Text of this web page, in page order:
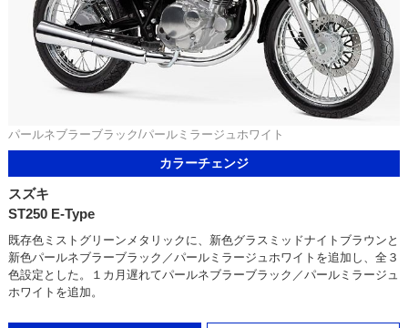
パールネブラーブラック/パールミラージュホワイト
カラーチェンジ
スズキ
ST250 E-Type
既存色ミストグリーンメタリックに、新色グラスミッドナイトブラウンと
新色パールネブラーブラック／パールミラージュホワイトを追加し、全３
色設定とした。１カ月遅れてパールネブラーブラック／パールミラージュ
ホワイトを追加。